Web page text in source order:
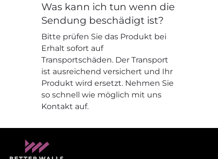
Was kann ich tun wenn die
Sendung beschädigt ist?
Bitte prüfen Sie das Produkt bei
Erhalt sofort auf
Transportschäden. Der Transport
ist ausreichend versichert und Ihr
Produkt wird ersetzt. Nehmen Sie
so schnell wie möglich mit uns
Kontakt auf.